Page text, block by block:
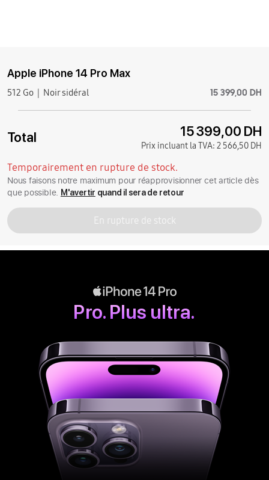
Apple iPhone 14 Pro Max
512 Go Noir sidéral 15 399,00 DH
Total 15 399,00 DH
Prix incluant la TVA: 2 566,50 DH
Temporairement en rupture de stock.
Nous faisons notre maximum pour réapprovisionner cet article dès
que possible. M'avertir quand il sera de retour
En rupture de stock
Pro. Plus ultra.